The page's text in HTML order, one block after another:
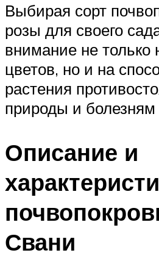
Выбирая сорт
розы для своего
внимание не только
цветов, но и на
растения
природы и болезням
Описание и
Свани